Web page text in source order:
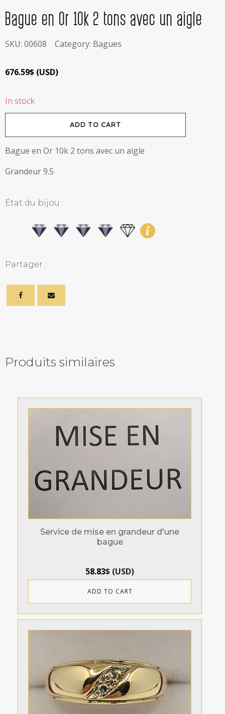
Bague en Or 10k 2 tons avec un aigle
SKU: 00608 Category: Bagues
676.59$ (USD)
In stock
10k
tons
avec
aigle
quantity
ADD TO CART
Bague en Or 10k 2 tons avec un aigle
Grandeur 9.5
État du bijou :
Partager :
Produits similaires
Service de mise en grandeur d'une
bague
58.83$ (USD)
ADD TO CART